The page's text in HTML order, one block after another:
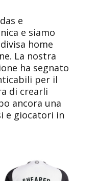
e
e siamo
home
La nostra
ha segnato
per il
di crearli
ancora una
e giocatori in